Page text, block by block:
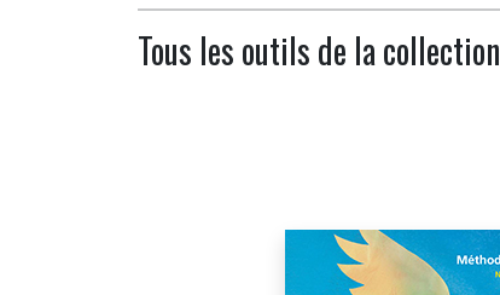
Tous les outils de la collection